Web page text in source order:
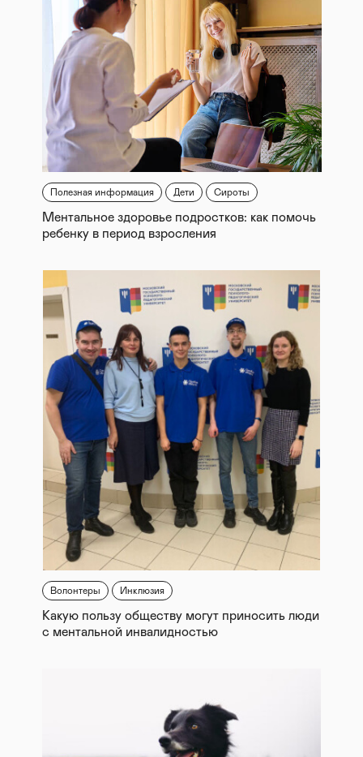
Полезная информация Дети Сироты
Ментальное здоровье подростков: как помочь
ребенку в период взросления
Волонтеры Инклюзия
Какую пользу обществу могут приносить люди
с ментальной инвалидностью